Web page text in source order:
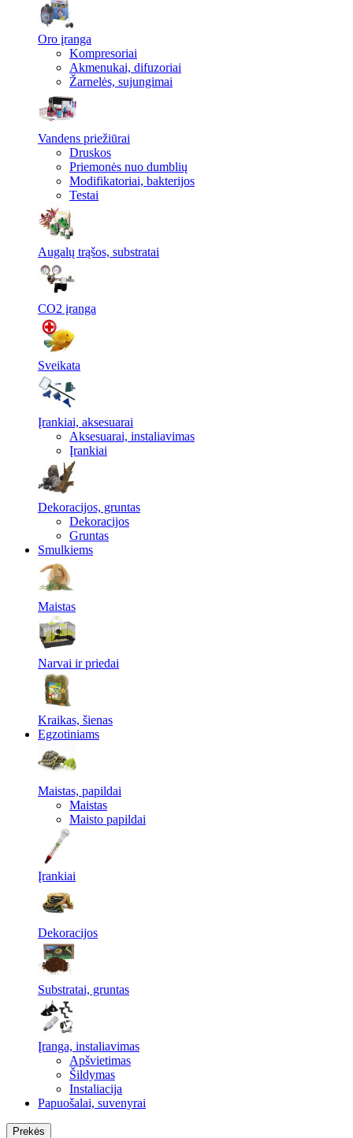
Oro įranga
Kompresoriai
Akmenukai, difuzoriai
Žarnelės, sujungimai
Vandens priežiūrai
Druskos
Priemonės nuo dumblių
Modifikatoriai, bakterijos
Testai
Augalų trąšos, substratai
CO2 įranga
Sveikata
Įrankiai, aksesuarai
Aksesuarai, instaliavimas
Įrankiai
Dekoracijos, gruntas
Dekoracijos
Gruntas
Smulkiems
Maistas
Narvai ir priedai
Kraikas, šienas
Egzotiniams
Maistas, papildai
Maistas
Maisto papildai
Įrankiai
Dekoracijos
Substratai, gruntas
Įranga, instaliavimas
Apšvietimas
Šildymas
Instaliacija
Papuošalai, suvenyrai
Prekės